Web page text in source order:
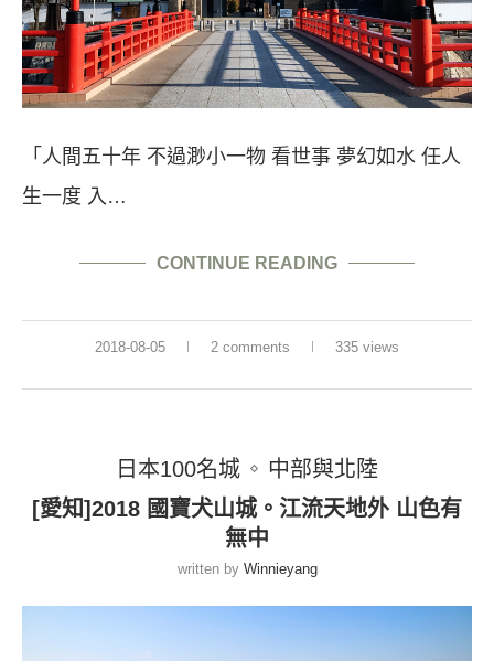
「人間五十年 不過渺小一物 看世事 夢幻如水 任人
生一度 入…
CONTINUE READING
2018-08-05 2 comments 335 views
日本100名城
中部與北陸
[愛知]2018 國寶犬山城。江流天地外 山色有
無中
written by Winnieyang